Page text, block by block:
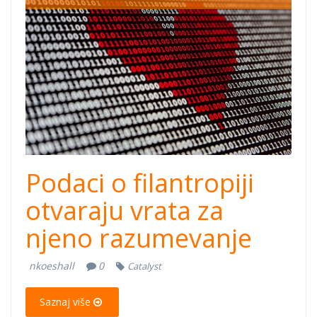
data.jpg
Podaci o filantropiji
otvaraju vrata za
njeno razumevanje
nkoeshall 0 Catalyst
Saznaj više